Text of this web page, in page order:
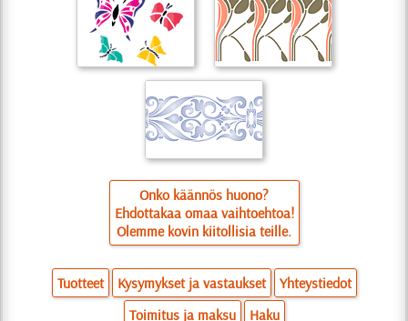
Onko käännös huono?
Ehdottakaa omaa vaihtoehtoa!
Olemme kovin kiitollisia teille.
Tuotteet Kysymykset ja vastaukset
Yhteystiedot
Toimitus ja maksu
Haku